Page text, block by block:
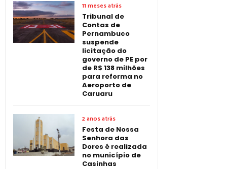
11 meses atrás
Tribunal de
Contas de
Pernambuco
suspende
licitação do
governo de PE por
de R$ 138 milhões
para reforma no
Aeroporto de
Caruaru
2 anos atrás
Festa de Nossa
Senhora das
Dores é realizada
no município de
Casinhas